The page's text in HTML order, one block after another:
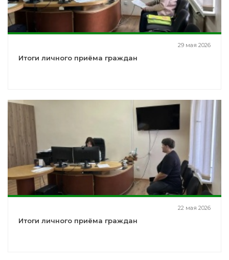
29 мая 2026
Итоги личного приёма граждан
22 мая 2026
Итоги личного приёма граждан